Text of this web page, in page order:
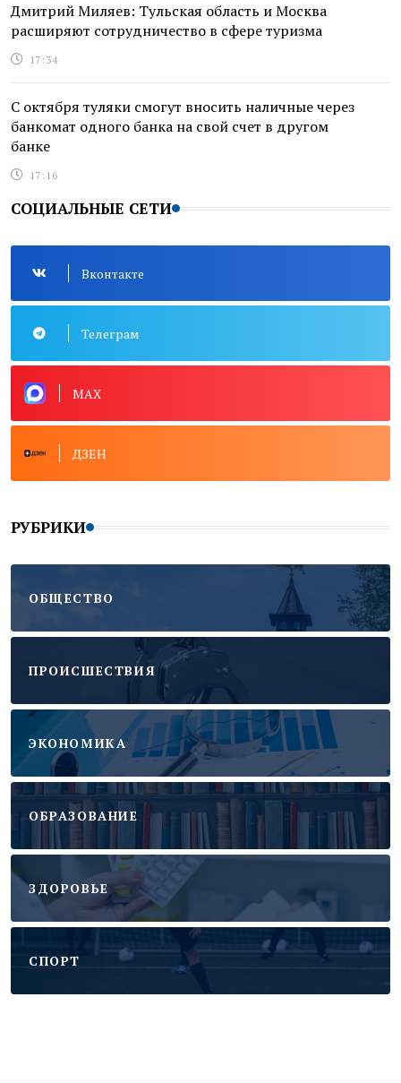
Дмитрий Миляев: Тульская область и Москва
расширяют сотрудничество в сфере туризма
17:34
С октября туляки смогут вносить наличные через
банкомат одного банка на свой счет в другом
банке
17:16
СОЦИАЛЬНЫЕ СЕТИ
Вконтакте
Телеграм
MAX
ДЗЕН
РУБРИКИ
ОБЩЕСТВО
ПРОИСШЕСТВИЯ
ЭКОНОМИКА
ОБРАЗОВАНИЕ
ЗДОРОВЬЕ
CПОРТ